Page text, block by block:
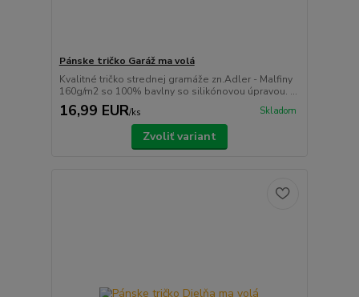
Pánske tričko Garáž ma volá
Kvalitné tričko strednej gramáže zn.Adler - Malfiny
160g/m2 so 100% bavlny so silikónovou úpravou. ...
16,99 EUR/ks Skladom
Zvoliť variant